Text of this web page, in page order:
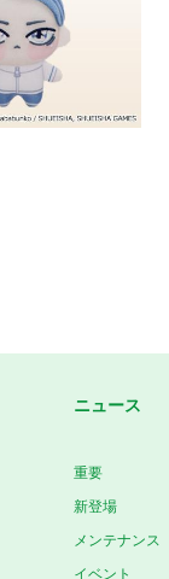
ニュース
重要
新登場
メンテナンス
イベント